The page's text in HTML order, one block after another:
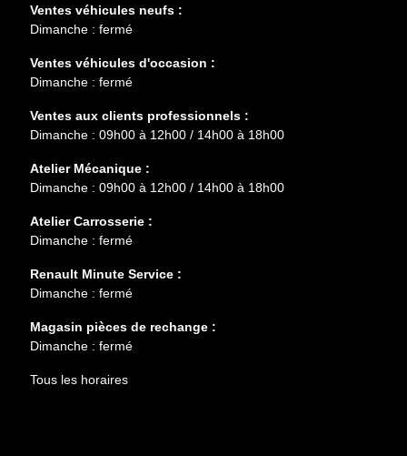
Ventes véhicules neufs :
Dimanche : fermé
Ventes véhicules d'occasion :
Dimanche : fermé
Ventes aux clients professionnels :
Dimanche : 09h00 à 12h00 / 14h00 à 18h00
Atelier Mécanique :
Dimanche : 09h00 à 12h00 / 14h00 à 18h00
Atelier Carrosserie :
Dimanche : fermé
Renault Minute Service :
Dimanche : fermé
Magasin pièces de rechange :
Dimanche : fermé
Tous les horaires